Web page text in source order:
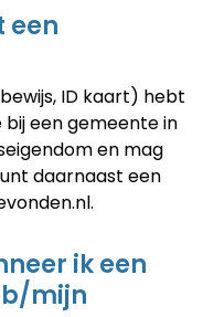
een
ID kaart) hebt
een gemeente in
en mag
daarnaast een
ik een
mijn